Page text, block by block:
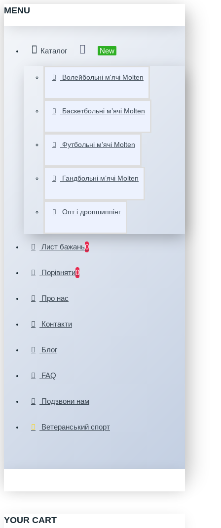
MENU
Каталог New
Волейбольні м'ячі Molten
Баскетбольні мʼячі Molten
Футбольні мʼячі Molten
Гандбольні мʼячі Molten
Опт і дропшиппінг
Лист бажань0
Порівняти0
Про нас
Контакти
Блог
FAQ
Подзвони нам
Ветеранський спорт
YOUR CART